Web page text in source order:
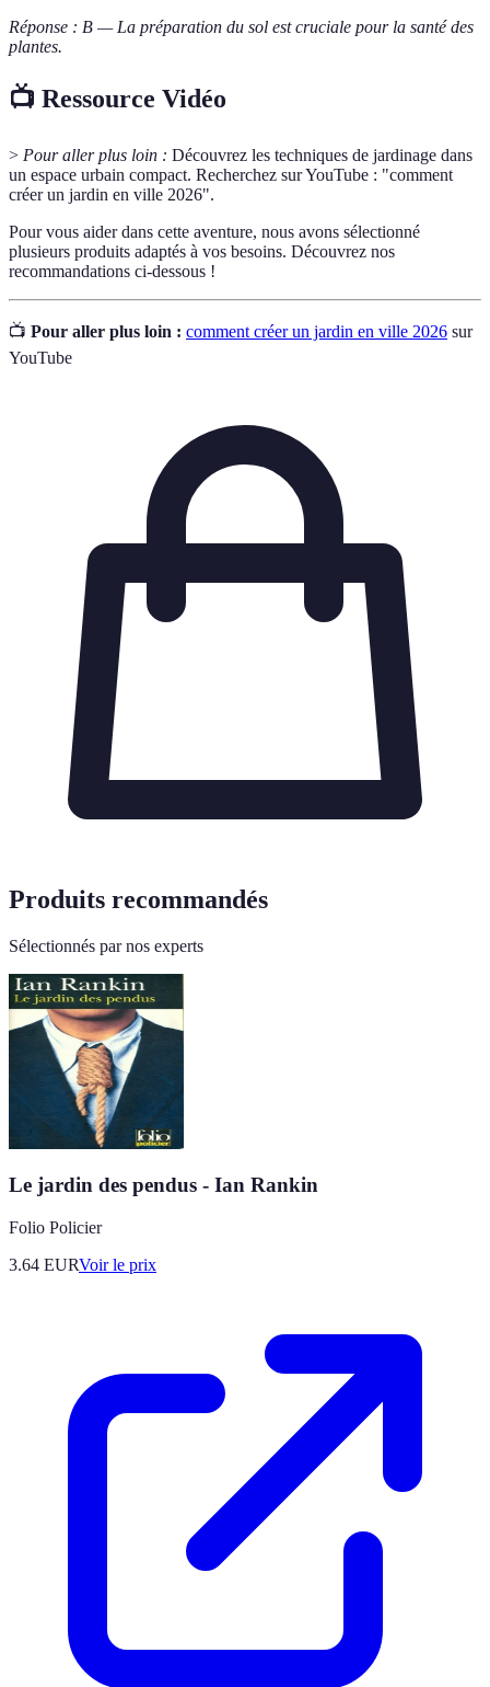
Réponse : B — La préparation du sol est cruciale pour la santé des
plantes.
📺 Ressource Vidéo
> Pour aller plus loin : Découvrez les techniques de jardinage dans
un espace urbain compact. Recherchez sur YouTube : "comment
créer un jardin en ville 2026".
Pour vous aider dans cette aventure, nous avons sélectionné
plusieurs produits adaptés à vos besoins. Découvrez nos
recommandations ci-dessous !
📺 Pour aller plus loin : comment créer un jardin en ville 2026 sur
YouTube
Produits recommandés
Sélectionnés par nos experts
Le jardin des pendus - Ian Rankin
Folio Policier
3.64 EURVoir le prix